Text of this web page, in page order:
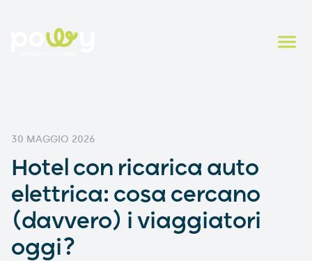
30 MAGGIO 2026
Hotel con ricarica auto
elettrica: cosa cercano
(davvero) i viaggiatori
oggi?